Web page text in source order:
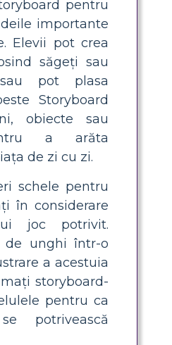
pentru
importante
Elevii pot crea
săgeți sau
pot plasa
Storyboard
obiecte sau
a arăta
de zi cu zi.
schele pentru
în considerare
joc potrivit.
de unghi într-o
a acestuia
storyboard-
pentru ca
potrivească